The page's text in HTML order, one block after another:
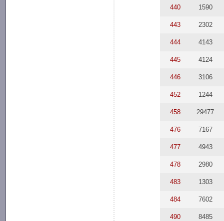
440 1590
443 2302
444 4143
445 4124
446 3106
452 1244
458 29477
476 7167
477 4943
478 2980
483 1303
484 7602
490 8485